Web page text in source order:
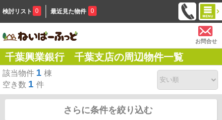
検討リスト 0 最近見た物件 0
お問合せ
千葉興業銀行 千葉支店の周辺物件一覧
該当物件 1 棟
空き数 1 件
さらに条件を絞り込む